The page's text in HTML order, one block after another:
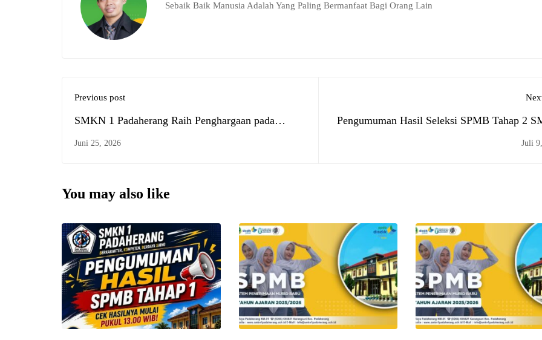
Sebaik Baik Manusia Adalah Yang Paling Bermanfaat Bagi Orang Lain
Previous post
SMKN 1 Padaherang Raih Penghargaan pada
Malam Apresiasi Berprestasi dan Anugerah Gapura
Juni 25, 2026
Pengumuman Hasil Seleksi SPMB Tahap 2
1 Padaherang Tahun
Juli
You may also like